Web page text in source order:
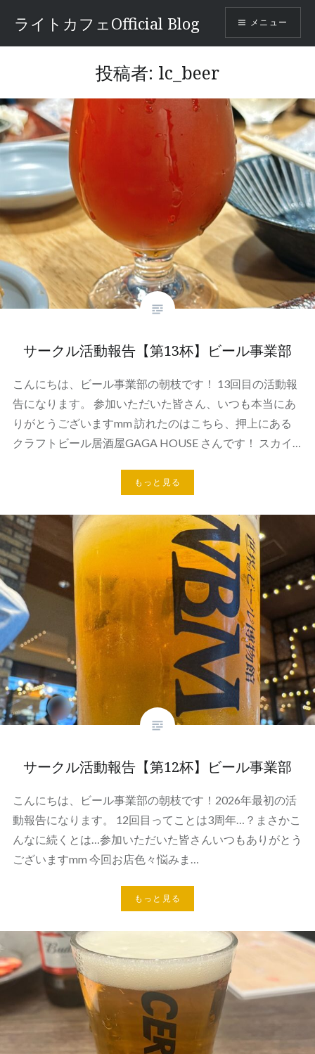
テ
へ
ス
キ
ッ
ライトカフェOfficial Blog メニュー
投稿者: lc_beer
サークル活動報告【第13杯】ビール事業部
こんにちは、ビール事業部の朝枝です！ 13回目の活動報
告になります。 参加いただいた皆さん、いつも本当にあ
りがとうございますmm 訪れたのはこちら、押上にある
クラフトビール居酒屋GAGA HOUSE さんです！ スカイ…
もっと見る
サークル活動報告【第12杯】ビール事業部
こんにちは、ビール事業部の朝枝です！2026年最初の活
動報告になります。 12回目ってことは3周年…？まさかこ
んなに続くとは…参加いただいた皆さんいつもありがとう
ございますmm 今回お店色々悩みま…
もっと見る